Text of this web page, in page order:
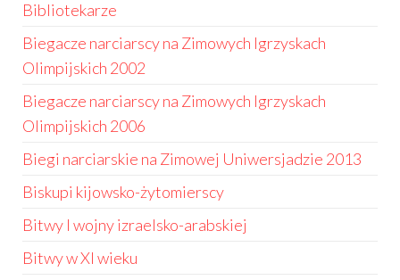
Bibliotekarze
Biegacze narciarscy na Zimowych Igrzyskach
Olimpijskich 2002
Biegacze narciarscy na Zimowych Igrzyskach
Olimpijskich 2006
Biegi narciarskie na Zimowej Uniwersjadzie 2013
Biskupi kijowsko-żytomierscy
Bitwy I wojny izraelsko-arabskiej
Bitwy w XI wieku